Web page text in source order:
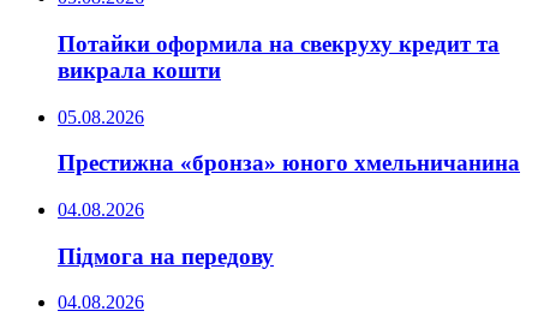
Потайки оформила на свекруху кредит та
викрала кошти
05.08.2026
Престижна «бронза» юного хмельничанина
04.08.2026
Підмога на передову
04.08.2026